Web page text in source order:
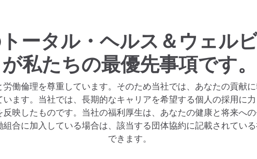
ータル・ヘルス＆ウェル
が私たちの最優先事項です。
働倫理を尊重しています。そのため当社では、あなたの貢献
ます。当社では、長期的なキャリアを希望する個人の採用に
映したものです。当社の福利厚生は、あなたの健康と将来へ
組合に加入している場合は、該当する団体協約に記載されてい
できます。